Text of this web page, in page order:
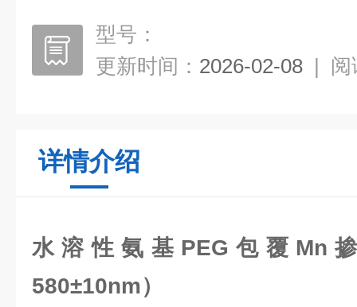
型号：
更新时间： 2026-02-08 | 阅
详情介绍
水溶性氨基PEG包覆Mn
580±10nm）